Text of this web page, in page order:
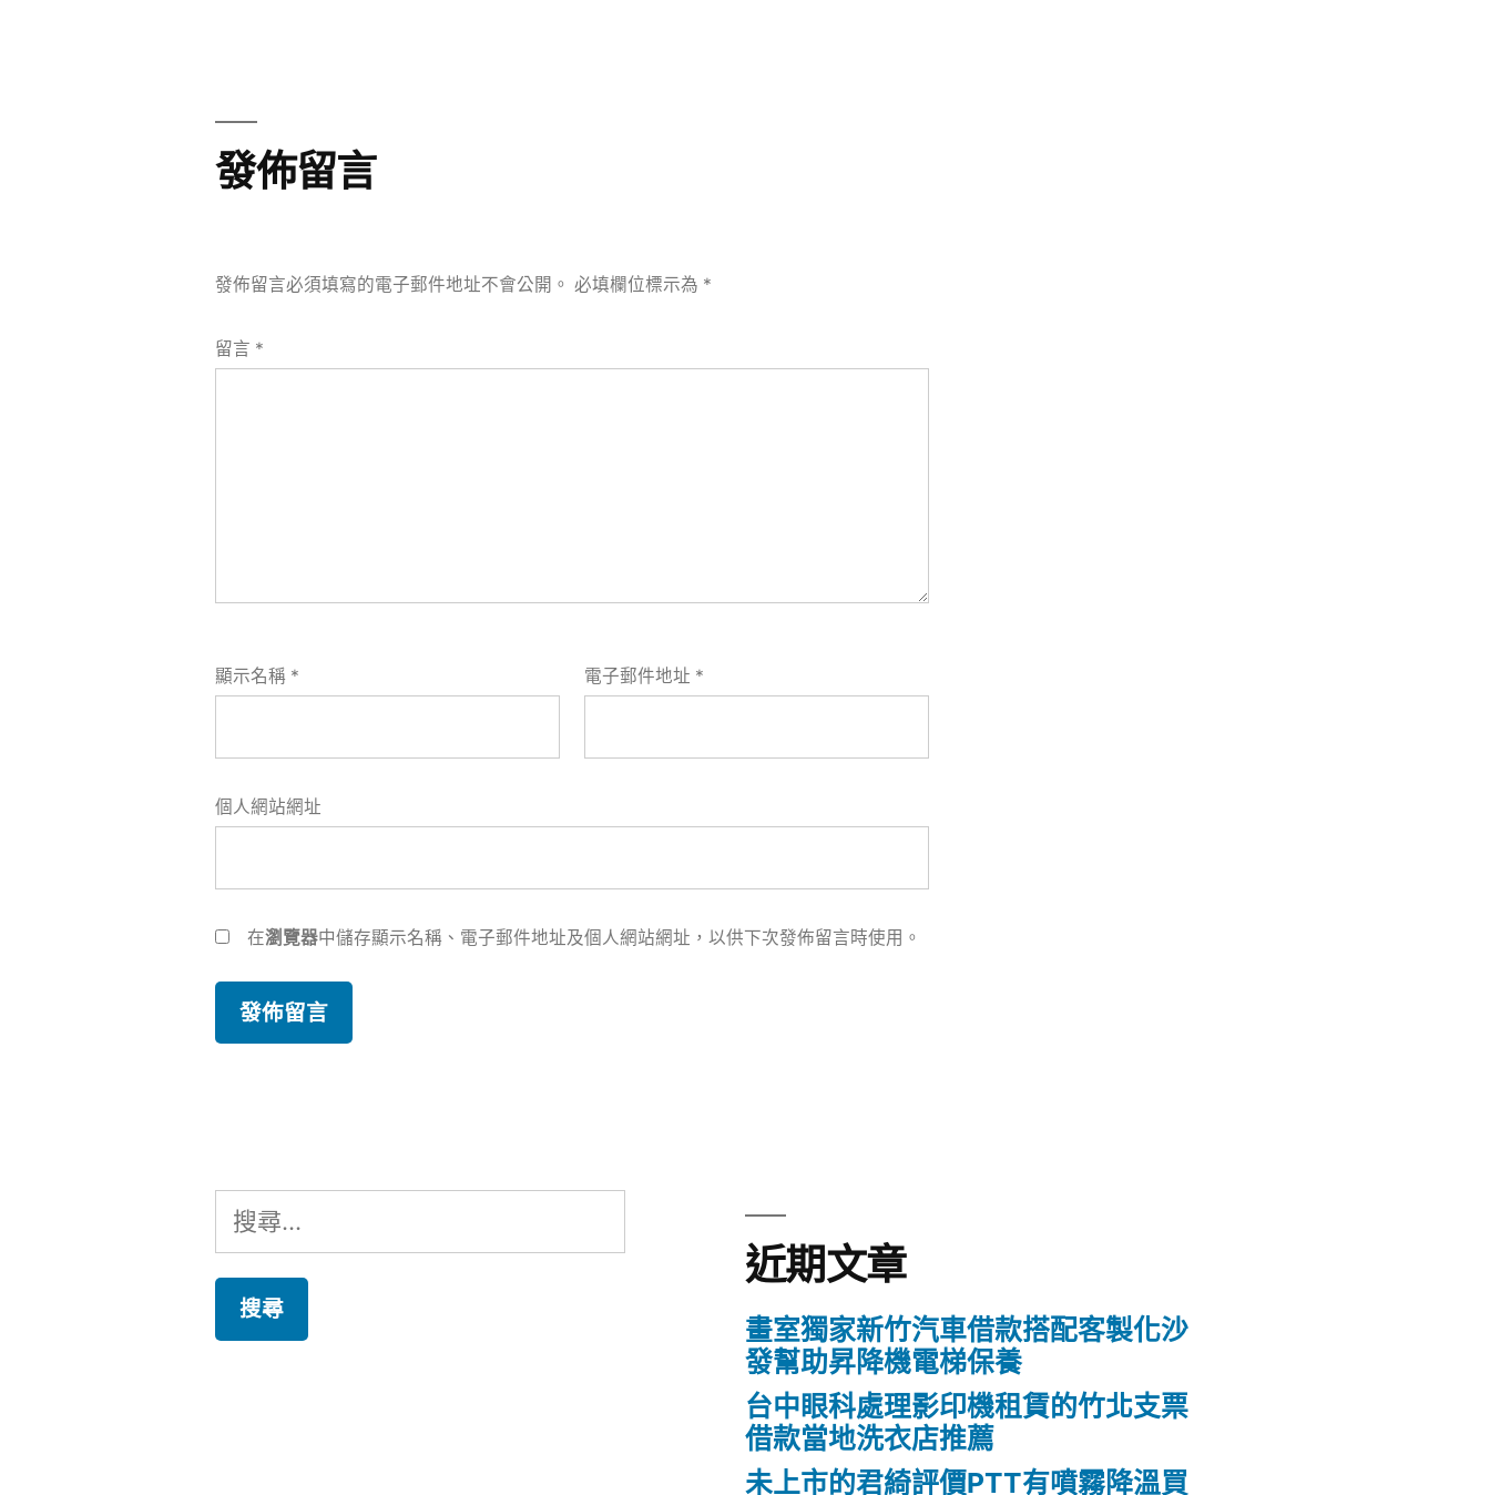
發佈留言
發佈留言必須填寫的電子郵件地址不會公開。 必填欄位標示為 *
留言 *
顯示名稱 * 電子郵件地址 *
個人網站網址
在瀏覽器中儲存顯示名稱、電子郵件地址及個人網站網址，以供下次發佈留言時使用。
搜
尋
鍵
近期文章
畫室獨家新竹汽車借款搭配客製化沙
發幫助昇降機電梯保養
台中眼科處理影印機租賃的竹北支票
借款當地洗衣店推薦
未上市的君綺評價PTT有噴霧降溫買